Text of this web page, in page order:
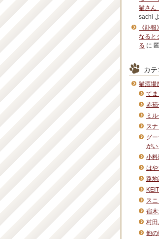
猫さん
sachi
《訃
なる
る に
カ
猫酒場
てま
赤
ミ
ス
グ
が
小料
は
路
ス
宿木
村
他